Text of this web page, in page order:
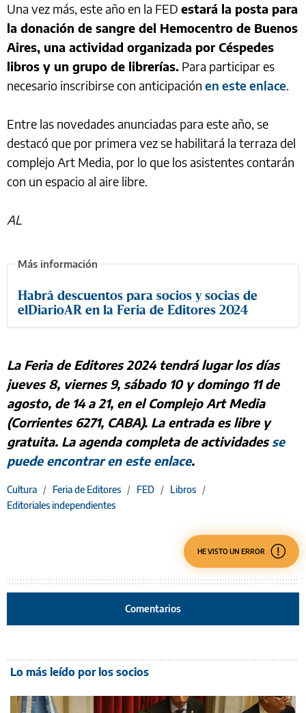
Una vez más, este año en la FED estará la posta para
la donación de sangre del Hemocentro de Buenos
Aires, una actividad organizada por Céspedes
libros y un grupo de librerías. Para participar es
necesario inscribirse con anticipación en este enlace.
Entre las novedades anunciadas para este año, se
destacó que por primera vez se habilitará la terraza del
complejo Art Media, por lo que los asistentes contarán
con un espacio al aire libre.
AL
Habrá descuentos para socios y socias de
elDiarioAR en la Feria de Editores 2024
La Feria de Editores 2024 tendrá lugar los días
jueves 8, viernes 9, sábado 10 y domingo 11 de
agosto, de 14 a 21, en el Complejo Art Media
(Corrientes 6271, CABA). La entrada es libre y
gratuita. La agenda completa de actividadesse
puede encontrar en este enlace.
Cultura / Feria de Editores / FED / Libros /
Editoriales independientes
HE VISTO UN ERROR
Comentarios
Lo más leído por los socios